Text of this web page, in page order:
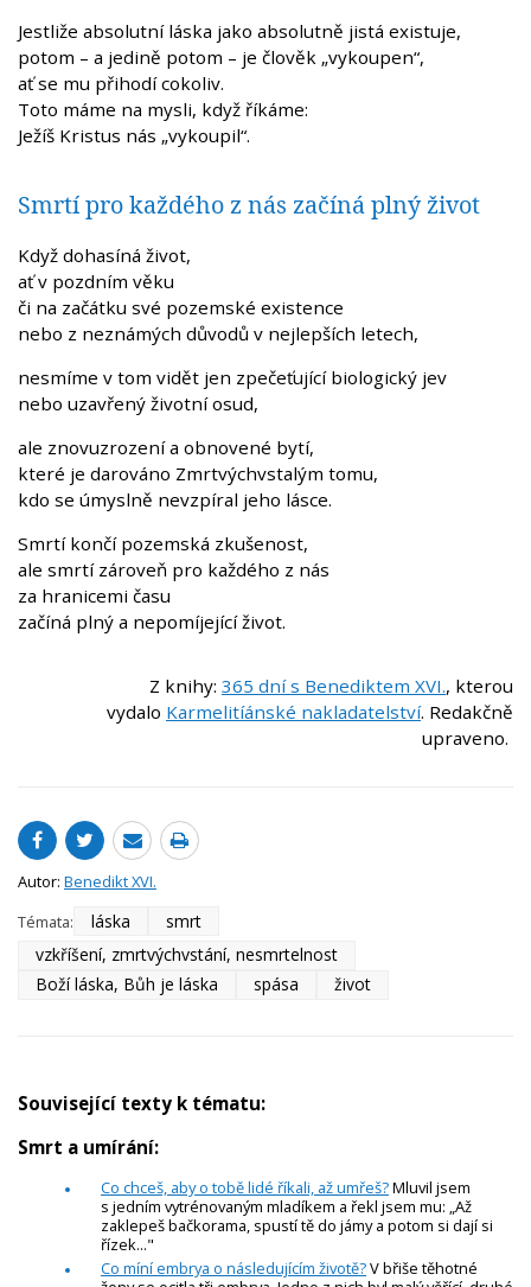
Jestliže absolutní láska jako absolutně jistá existuje,
potom – a jedině potom – je člověk „vykoupen“,
ať se mu přihodí cokoliv.
Toto máme na mysli, když říkáme:
Ježíš Kristus nás „vykoupil“.
Smrtí pro každého z nás začíná plný život
Když dohasíná život,
ať v pozdním věku
či na začátku své pozemské existence
nebo z neznámých důvodů v nejlepších letech,
nesmíme v tom vidět jen zpečeťující biologický jev
nebo uzavřený životní osud,
ale znovuzrození a obnovené bytí,
které je darováno Zmrtvýchvstalým tomu,
kdo se úmyslně nevzpíral jeho lásce.
Smrtí končí pozemská zkušenost,
ale smrtí zároveň pro každého z nás
za hranicemi času
začíná plný a nepomíjející život.
Z knihy: 365 dní s Benediktem XVI., kterou
vydalo Karmelitíánské nakladatelství. Redakčně
upraveno.
Autor: Benedikt XVI.
Témata:
láska
smrt
vzkříšení, zmrtvýchvstání, nesmrtelnost
Boží láska, Bůh je láska
spása život
Související texty k tématu:
Smrt a umírání:
Co chceš, aby o tobě lidé říkali, až umřeš?Mluvil jsem
s jedním vytrénovaným mladíkem a řekl jsem mu: „Až
zaklepeš bačkorama, spustí tě do jámy a potom si dají si
řízek..."
Co míní embrya o následujícím životě?V břiše těhotné